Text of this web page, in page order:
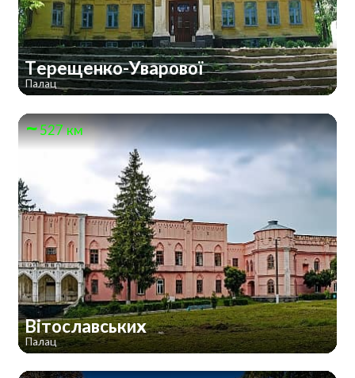
Терещенко-Уварової
Палац
527 км
Вітославських
Палац